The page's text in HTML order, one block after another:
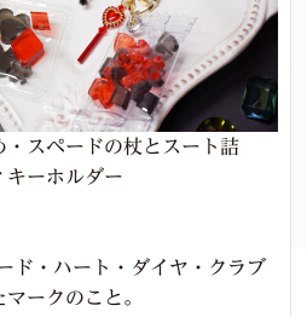
スペードの杖とスート詰
キーホルダー
ド・ハート・ダイヤ・クラブ
ークのこと。